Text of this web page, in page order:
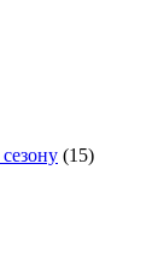
(15)